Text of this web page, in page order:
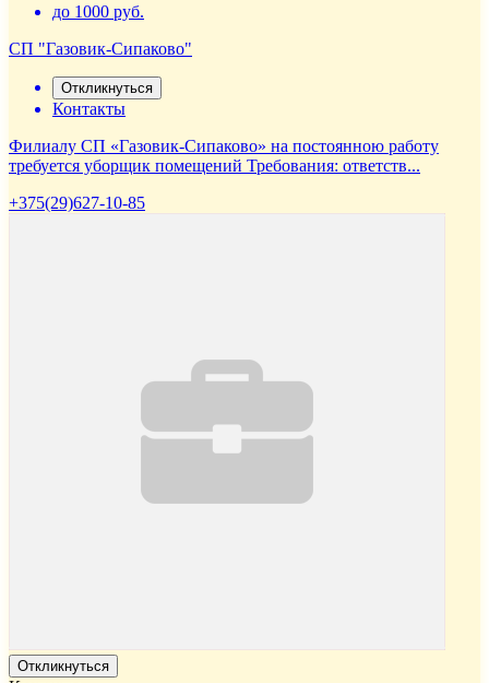
до 1000 руб.
СП "Газовик-Сипаково"
Откликнуться
Контакты
Филиалу СП «Газовик-Сипаково» на постоянною работу
требуется уборщик помещений Требования: ответств...
+375(29)627-10-85
Откликнуться